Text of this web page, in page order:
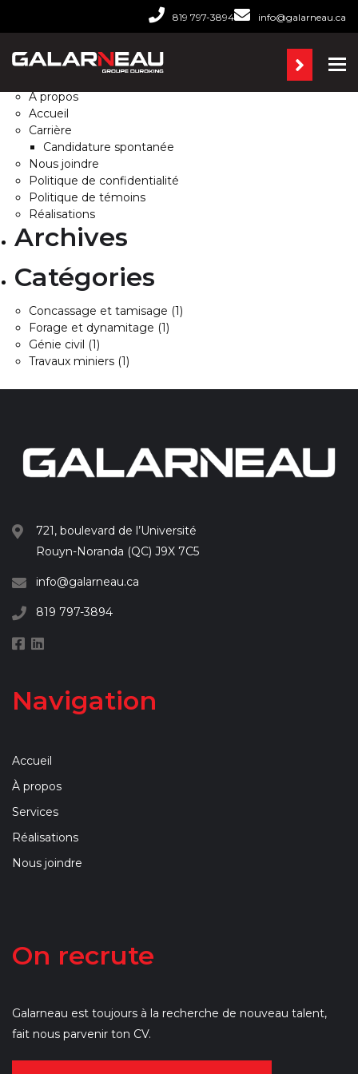
819 797-3894 info@galarneau.ca
Pages
À propos
Accueil
Carrière
Candidature spontanée
Nous joindre
Politique de confidentialité
Politique de témoins
Réalisations
Archives
Catégories
Concassage et tamisage (1)
Forage et dynamitage (1)
Génie civil (1)
Travaux miniers (1)
721, boulevard de l’Université
Rouyn-Noranda (QC) J9X 7C5
info@galarneau.ca
819 797-3894
Navigation
Accueil
À propos
Services
Réalisations
Nous joindre
On recrute
Galarneau est toujours à la recherche de nouveau talent,
fait nous parvenir ton CV.